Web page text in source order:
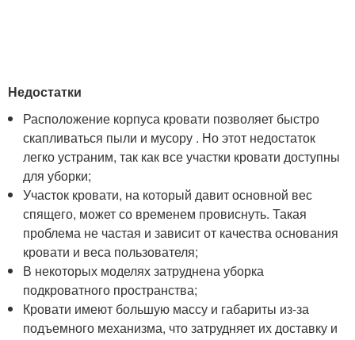
Недостатки
Расположение корпуса кровати позволяет быстро
скапливаться пыли и мусору . Но этот недостаток
легко устраним, так как все участки кровати доступны
для уборки;
Участок кровати, на который давит основной вес
спящего, может со временем провиснуть. Такая
проблема не частая и зависит от качества основания
кровати и веса пользователя;
В некоторых моделях затруднена уборка
подкроватного пространства;
Кровати имеют большую массу и габариты из-за
подъемного механизма, что затрудняет их доставку и